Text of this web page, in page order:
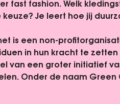
fast fashion. Welk
Je leert hoe jij
is een non-
in hun kracht te
van een groter initiatief
Onder de naam